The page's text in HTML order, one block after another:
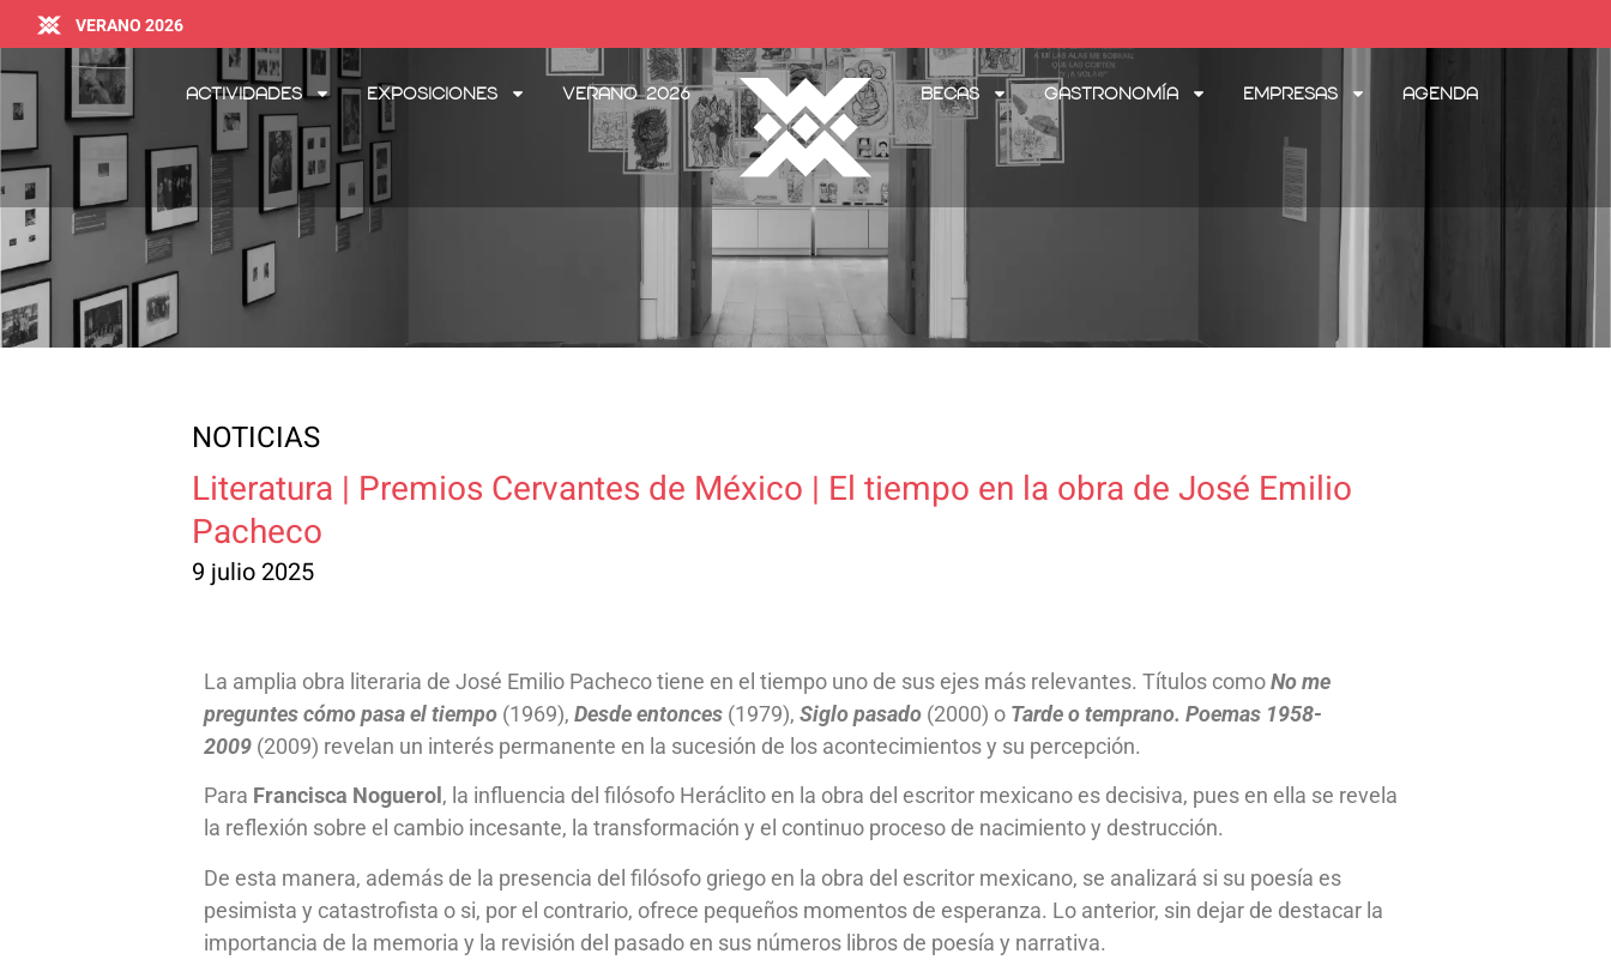
VERANO 2026
Actividades Exposiciones Verano 2026 Becas Gastronomía Empresas Agenda
NOTICIAS
Literatura | Premios Cervantes de México | El tiempo en la obra de José Emilio
Pacheco
9 julio 2025
La amplia obra literaria de José Emilio Pacheco tiene en el tiempo uno de sus ejes más relevantes. Títulos comoNo me
preguntes cómo pasa el tiempo (1969), Desde entonces (1979), Siglo pasado (2000) o Tarde o temprano. Poemas 1958-
2009 (2009) revelan un interés permanente en la sucesión de los acontecimientos y su percepción.
Para Francisca Noguerol , la influencia del filósofo Heráclito en la obra del escritor mexicano es decisiva, pues en ella se revela
la reflexión sobre el cambio incesante, la transformación y el continuo proceso de nacimiento y destrucción.
De esta manera, además de la presencia del filósofo griego en la obra del escritor mexicano, se analizará si su poesía es
pesimista y catastrofista o si, por el contrario, ofrece pequeños momentos de esperanza. Lo anterior, sin dejar de destacar la
importancia de la memoria y la revisión del pasado en sus números libros de poesía y narrativa.